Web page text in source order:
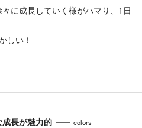
に成長していく様がハマり、1日
しい！
長が魅力的
colors